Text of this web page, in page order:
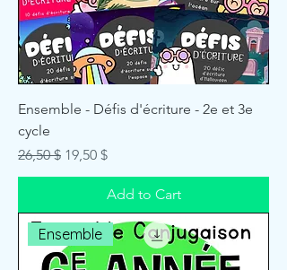
Ensemble - Défis d'écriture - 2e et 3e
cycle
Regular Price
26,50 $ Sale Price
19,50 $
Add to Cart
Ensemble